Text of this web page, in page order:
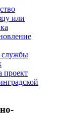
или
службы
проект